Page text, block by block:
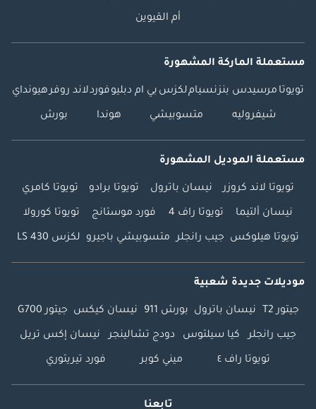
أم القيوين
مستعملة الماركة المشهورة
تويوتا مرسيدس بنزنسياملكزس بي ام دبليوفوردلاند روفرهيونداي
شيفروليه متسوبيشي هوندا بورش
مستعملة الموديل المشهورة
تويوتا لاند كروزر نيسان باترول تويوتا برادو تويوتا كامري
نيسان ألتيما تويوتا راف 4 فورد موستانج تويوتا كورولا
تويوتا هيلوكس جيب رانجلر متسوبيشي باجيرو لكزس LS 430
موديلات جديدة شعبية
جيتور T2 نيسان باترول بورش 911 نيسان كيكس جيتور G700
جيب رانجلر كيا سيلتوس دودج تشالينجر نيسان إكس تريل
تويوتا راف ٤ ميني كوبر فورد تيريتوري
تابعنا